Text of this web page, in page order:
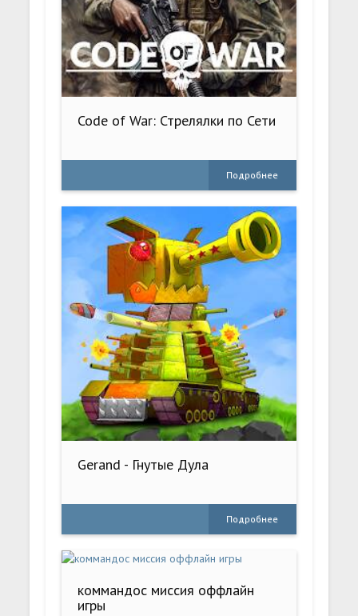
Code of War: Стрелялки по Сети
Подробнее
Gerand - Гнутые Дула
Подробнее
коммандос миссия оффлайн
игры